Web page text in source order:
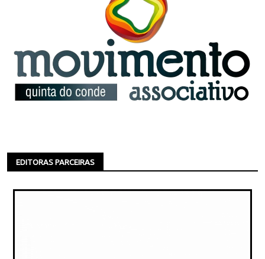
EDITORAS PARCEIRAS